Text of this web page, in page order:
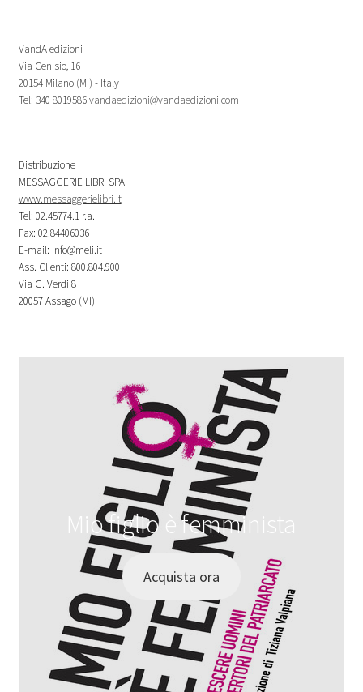
VandA edizioni
Via Cenisio, 16
20154 Milano (MI) - Italy
Tel: 340 8019586vandaedizioni@vandaedizioni.com
Distribuzione
MESSAGGERIE LIBRI SPA
www.messaggerielibri.it
Tel: 02.45774.1 r.a.
Fax: 02.84406036
E-mail: info@meli.it
Ass. Clienti: 800.804.900
Via G. Verdi 8
20057 Assago (MI)
Mio figlio è femminista
Acquista ora